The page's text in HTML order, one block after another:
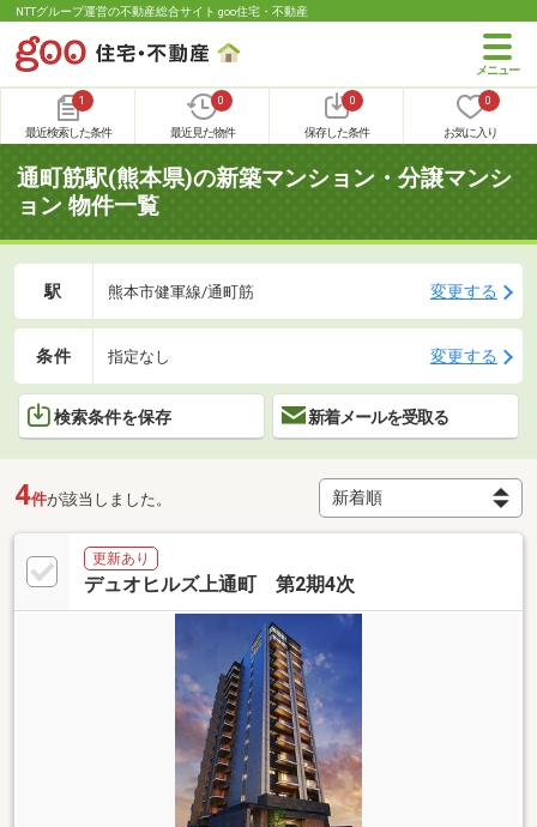
NTTグループ運営の不動産総合サイト goo住宅・不動産
1
最近検索した条件
0
最近見た物件
0
保存した条件
0
お気に入り
通町筋駅(熊本県)の新築マンション・分譲マンシ
ョン 物件一覧
駅 熊本市健軍線/通町筋 変更する
条件 指定なし 変更する
検索条件を保存 新着メールを受取る
4件が該当しました。
更新あり
デュオヒルズ上通町 第2期4次